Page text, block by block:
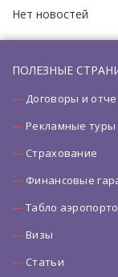
Нет новостей
ПОЛЕЗНЫЕ
Договоры и
Рекламные туры
Страхование
Финансовые
Табло
Визы
Статьи